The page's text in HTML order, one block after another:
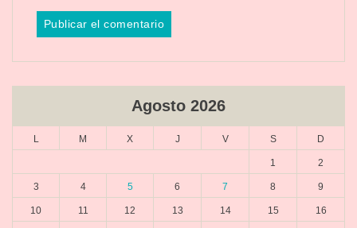
Agosto 2026
L M X J V S D
1 2
3 4 5 6 7 8 9
10 11 12 13 14 15 16